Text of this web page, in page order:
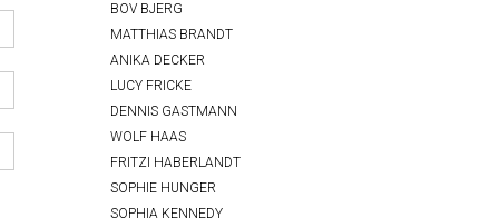
BOV BJERG
MATTHIAS BRANDT
ANIKA DECKER
LUCY FRICKE
DENNIS GASTMANN
WOLF HAAS
FRITZI HABERLANDT
SOPHIE HUNGER
SOPHIA KENNEDY